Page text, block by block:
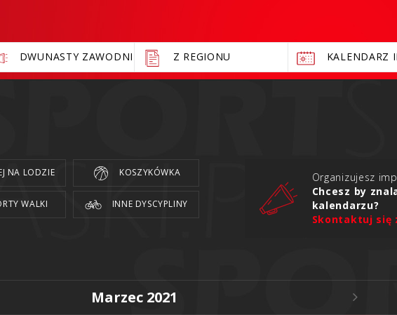
DWUNASTY ZAWODNIK Z REGIONU KALENDARZ
NA LODZIE KOSZYKÓWKA
WALKI INNE DYSCYPLINY
Organizujesz
Chcesz by
kalendarzu?
Skontaktuj się
Marzec 2021